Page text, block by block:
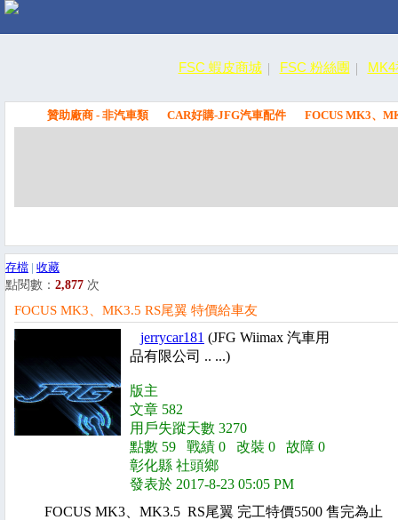
FSC 蝦皮商城 FSC 粉絲團
贊助廠商 - 非汽車類 CAR好購-JFG汽車配件 FOCUS MK3、
存檔 | 收藏
點閱數： 2,877 次
FOCUS MK3、MK3.5 RS尾翼 特價給車友
jerrycar181 (JFG Wiimax 汽車用
品有限公司 .. ...)
版主
文章 582
用戶失蹤天數 3270
點數 59 戰績 0 改裝 0 故障 0
彰化縣 社頭鄉
發表於 2017-8-23 05:05 PM
FOCUS MK3、MK3.5 RS尾翼 完工特價5500 售完為止